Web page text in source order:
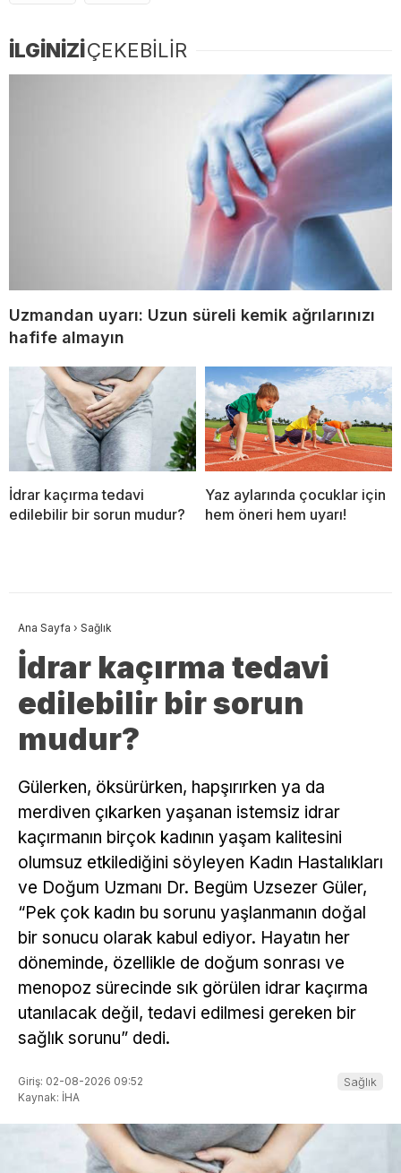
İLGİNİZİÇEKEBİLİR
Uzmandan uyarı: Uzun süreli kemik ağrılarınızı
hafife almayın
İdrar kaçırma tedavi
edilebilir bir sorun mudur?
Yaz aylarında çocuklar için
hem öneri hem uyarı!
Ana Sayfa › Sağlık
İdrar kaçırma tedavi
edilebilir bir sorun
mudur?
Gülerken, öksürürken, hapşırırken ya da
merdiven çıkarken yaşanan istemsiz idrar
kaçırmanın birçok kadının yaşam kalitesini
olumsuz etkilediğini söyleyen Kadın Hastalıkları
ve Doğum Uzmanı Dr. Begüm Uzsezer Güler,
“Pek çok kadın bu sorunu yaşlanmanın doğal
bir sonucu olarak kabul ediyor. Hayatın her
döneminde, özellikle de doğum sonrası ve
menopoz sürecinde sık görülen idrar kaçırma
utanılacak değil, tedavi edilmesi gereken bir
sağlık sorunu” dedi.
Giriş: 02-08-2026 09:52
Kaynak: İHA
Sağlık